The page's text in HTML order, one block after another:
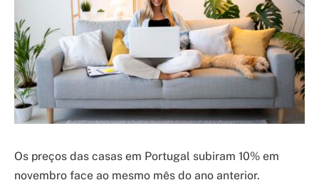
Os preços das casas em Portugal subiram 10% em
novembro face ao mesmo mês do ano anterior.